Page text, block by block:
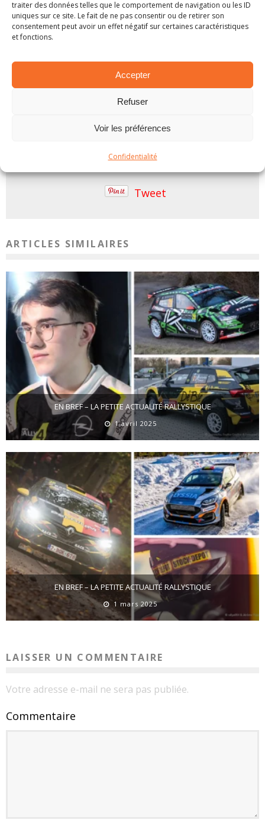
traiter des données telles que le comportement de navigation ou les ID
uniques sur ce site. Le fait de ne pas consentir ou de retirer son
consentement peut avoir un effet négatif sur certaines caractéristiques
et fonctions.
Accepter
Refuser
Voir les préférences
Confidentialité
opportunités. La réalité est qu’il n’y a tout
simplement pas beaucoup d’options dans la WRC
PARTAGER SUR:
Tweet
ARTICLES SIMILAIRES
EN BREF – LA PETITE ACTUALITÉ RALLYSTIQUE
1 avril 2025
EN BREF – LA PETITE ACTUALITÉ RALLYSTIQUE
1 mars 2025
LAISSER UN COMMENTAIRE
Votre adresse e-mail ne sera pas publiée.
Commentaire